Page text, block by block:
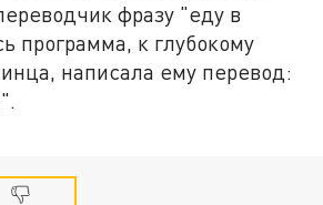
фразу "еду в
программа, к глубокому
написала ему перевод: